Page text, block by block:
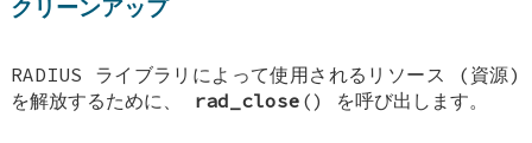
クリーンアップ
RADIUS ライブラリによって使用されるリソース (資源)
を解放するために、 rad_close () を呼び出します。